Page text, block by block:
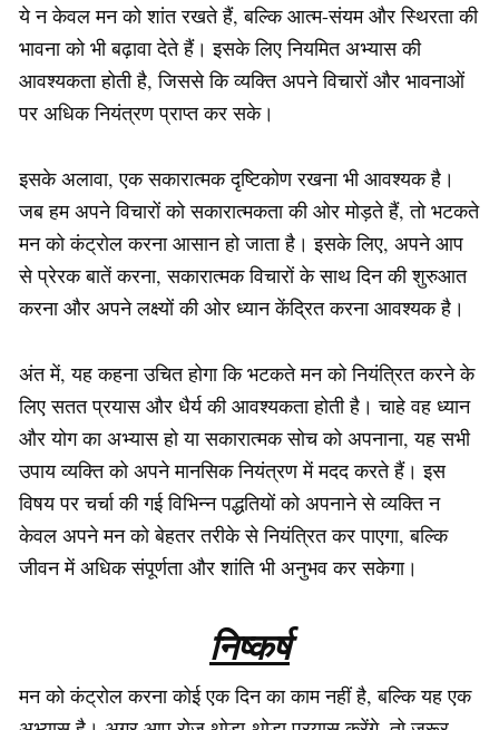
ये न केवल मन को शांत रखते हैं, बल्कि आत्म-संयम और स्थिरता की
भावना को भी बढ़ावा देते हैं। इसके लिए नियमित अभ्यास की
आवश्यकता होती है, जिससे कि व्यक्ति अपने विचारों और भावनाओं
पर अधिक नियंत्रण प्राप्त कर सके।
इसके अलावा, एक सकारात्मक दृष्टिकोण रखना भी आवश्यक है।
जब हम अपने विचारों को सकारात्मकता की ओर मोड़ते हैं, तो भटकते
मन को कंट्रोल करना आसान हो जाता है। इसके लिए, अपने आप
से प्रेरक बातें करना, सकारात्मक विचारों के साथ दिन की शुरुआत
करना और अपने लक्ष्यों की ओर ध्यान केंद्रित करना आवश्यक है।
अंत में, यह कहना उचित होगा कि भटकते मन को नियंत्रित करने के
लिए सतत प्रयास और धैर्य की आवश्यकता होती है। चाहे वह ध्यान
और योग का अभ्यास हो या सकारात्मक सोच को अपनाना, यह सभी
उपाय व्यक्ति को अपने मानसिक नियंत्रण में मदद करते हैं। इस
विषय पर चर्चा की गई विभिन्न पद्धतियों को अपनाने से व्यक्ति न
केवल अपने मन को बेहतर तरीके से नियंत्रित कर पाएगा, बल्कि
जीवन में अधिक संपूर्णता और शांति भी अनुभव कर सकेगा।
निष्कर्ष
मन को कंट्रोल करना कोई एक दिन का काम नहीं है, बल्कि यह एक